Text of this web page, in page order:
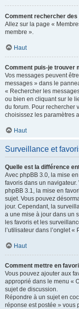
Comment rechercher des
Allez sur la page «
membre ».
Haut
Comment puis-je trouver
Vos messages peuvent
messages » dans le
« Rechercher les
ou bien en cliquant sur le
du forum. Pour rechercher
choisissez les paramètres
Haut
Surveillance et
Quelle est la différence
Avec phpBB 3.0, la mise
favoris dans un navigateur.
phpBB 3.1, la mise en
sujet. Vous pouvez
jour. Cependant, la
a une mise à jour dans un
les favoris et les
l’utilisateur dans l’onglet «
Haut
Comment mettre en
Vous pouvez ajouter aux
approprié dans le menu «
sujet de discussion.
Répondre à un sujet en
réponse est postée » vous